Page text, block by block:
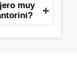
muy